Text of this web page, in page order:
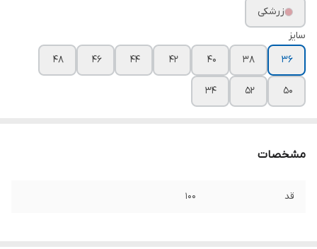
زرشکی
سایز
۳۶
۳۸ ۴۰ ۴۲ ۴۴ ۴۶ ۴۸
۵۰ ۵۲ ۳۴
مشخصات
قد ۱۰۰